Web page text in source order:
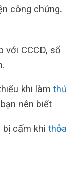
công chứng.
với CCCD, sổ
khi làm thủ
bạn nên biết
bị cấm khi thỏa